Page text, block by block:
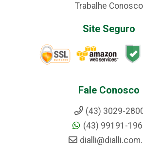
Trabalhe Conosco
Site Seguro
Fale Conosco
(43) 3029-
(43) 99191-